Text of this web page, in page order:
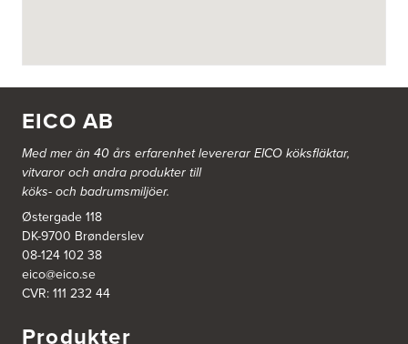
431 53 Mölndal
Tel.:31864380
Ballingslöv Arninge
Hantverkarvägen 14
187 66 Täby
Tel.:0046-86300150
http://www.ballingslov.se
Ballingslöv Borås
Tel.:0046-333232502
EICO AB
Med mer än 40 års erfarenhet levererar EICO köksfläktar,
vitvaror och andra produkter till
köks- och badrumsmiljöer.
Østergade 118
DK-9700 Brønderslev
08-124 102 38
eico@eico.se
CVR: 111 232 44
Produkter